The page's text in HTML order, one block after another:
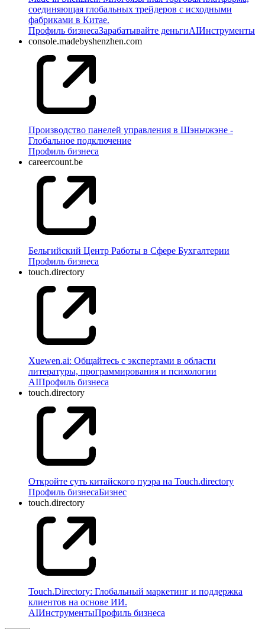
соединяющая глобальных трейдеров с исходными
фабриками в Китае.
Профиль бизнесаЗарабатывайте деньгиAIИнструменты
console.madebyshenzhen.com
Производство панелей управления в Шэньчжэне -
Глобальное подключение
Профиль бизнеса
careercount.be
Бельгийский Центр Работы в Сфере Бухгалтерии
Профиль бизнеса
touch.directory
Xuewen.ai: Общайтесь с экспертами в области
литературы, программирования и психологии
AIПрофиль бизнеса
touch.directory
Откройте суть китайского пуэра на Touch.directory
Профиль бизнесаБизнес
touch.directory
Touch.Directory: Глобальный маркетинг и поддержка
клиентов на основе ИИ.
AIИнструментыПрофиль бизнеса